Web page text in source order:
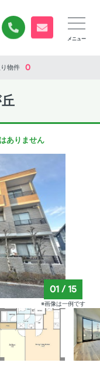
0120-840-834
無料お問い合
物件 0
ありません
01 /15
※画像は一例です